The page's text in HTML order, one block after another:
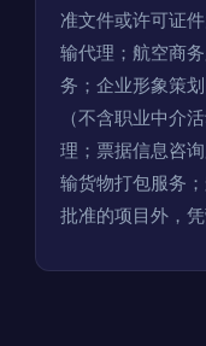
准文件或许可证
输代理；航空商
务；企业形象策
（不含职业中介
理；票据信息咨
输货物打包服务
批准的项目外，